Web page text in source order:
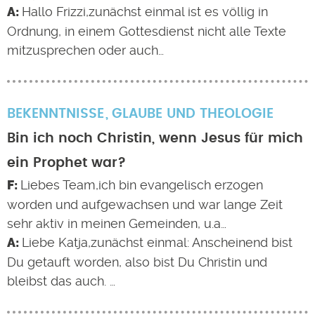
Hallo Frizzi,zunächst einmal ist es völlig in
Ordnung, in einem Gottesdienst nicht alle Texte
mitzusprechen oder auch…
BEKENNTNISSE
GLAUBE UND THEOLOGIE
Bin ich noch Christin, wenn Jesus für mich
ein Prophet war?
Liebes Team,ich bin evangelisch erzogen
worden und aufgewachsen und war lange Zeit
sehr aktiv in meinen Gemeinden, u.a…
Liebe Katja,zunächst einmal: Anscheinend bist
Du getauft worden, also bist Du Christin und
bleibst das auch. …